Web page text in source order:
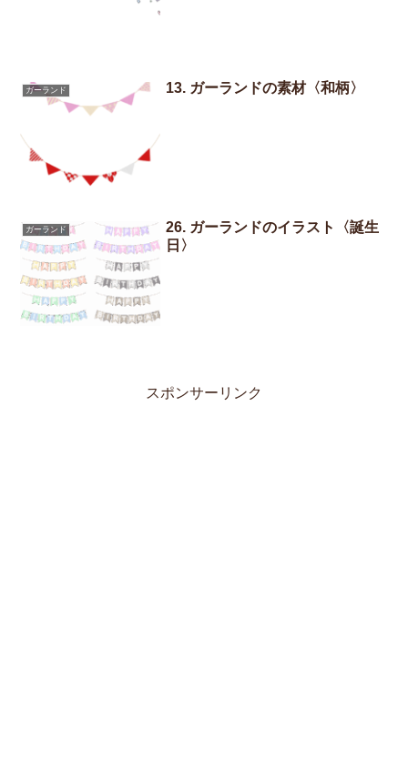
ガーランド 13. ガーランドの素材〈和柄〉
ガーランド
26. ガーランドのイラスト〈誕生
日〉
スポンサーリンク